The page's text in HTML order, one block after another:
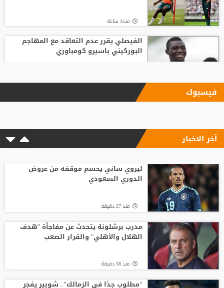
منذ3 ساعة
الفيصلي يقرر عدم التعاقد مع المهاجم
البوركيني باسيرو كومباوري
زلزال استثماري في جدة.. أول تحرك رسمي
حكم الفيديو المساعد لأول مرة
باريس سان جيرمان يتوصل إلى اتفاق مع
فيران توريس
وفاة والد ليونيل ميسي عن 68 عاما
فيسبوك
آخر الاخبار
ليروي ساني يحسم موقفه من عروض
الدوري السعودي
منذ 27 دقيقة
مدرب برشلونة يتحدث عن مفاجأة "هدف
الهلال والأهلي" والقرار الصعب
منذ 38 دقيقة
“مطلوب جدًا في الزمالك”.. شوبير يفجر